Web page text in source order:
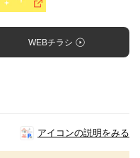
WEBチラシ
アイコンの説明をみる